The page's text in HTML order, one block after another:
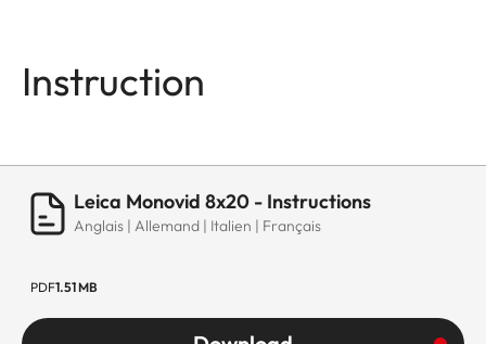
Instruction
Leica Monovid 8x20 - Instructions
Anglais | Allemand | Italien | Français
PDF1.51 MB